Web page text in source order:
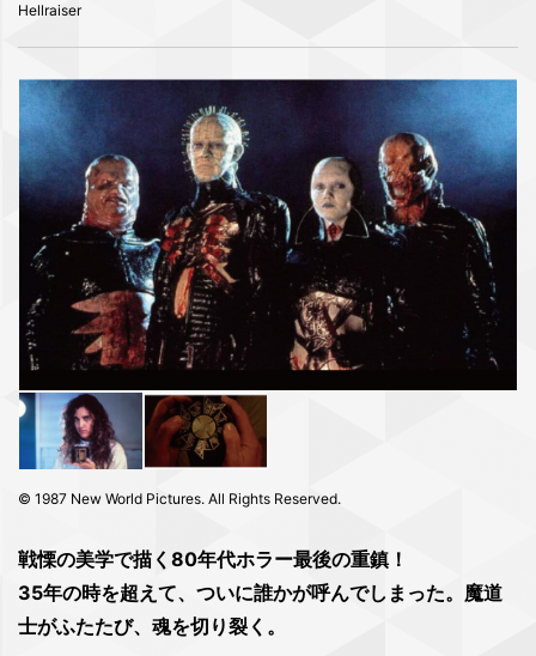
Hellraiser
© 1987 New World Pictures. All Rights Reserved.
戦慄の美学で描く80年代ホラー最後の重鎮！
35年の時を超えて、ついに誰かが呼んでしまった。魔道
士がふたたび、魂を切り裂く。